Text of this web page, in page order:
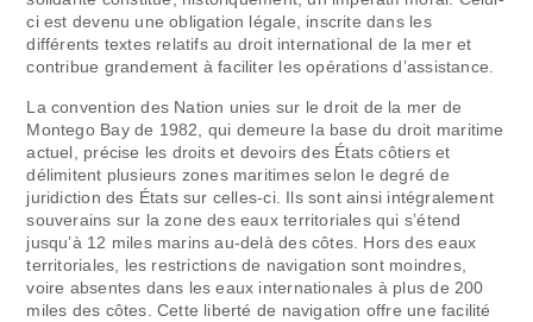
ci est devenu une obligation légale, inscrite dans les
différents textes relatifs au droit international de la mer et
contribue grandement à faciliter les opérations d’assistance.
La convention des Nation unies sur le droit de la mer de
Montego Bay de 1982, qui demeure la base du droit maritime
actuel, précise les droits et devoirs des États côtiers et
délimitent plusieurs zones maritimes selon le degré de
juridiction des États sur celles-ci. Ils sont ainsi intégralement
souverains sur la zone des eaux territoriales qui s’étend
jusqu’à 12 miles marins au-delà des côtes. Hors des eaux
territoriales, les restrictions de navigation sont moindres,
voire absentes dans les eaux internationales à plus de 200
miles des côtes. Cette liberté de navigation offre une facilité